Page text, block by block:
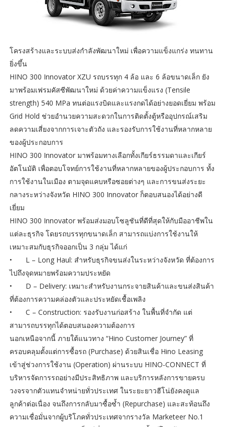
โครงสร้างและระบบส่งกำลังพัฒนาใหม่ เพื่อความแข็งแกร่ง ทนทาน
ยิ่งขึ้น
HINO 300 Innovator XZU รถบรรทุก 4 ล้อ และ 6 ล้อขนาดเล็ก ยัง
มาพร้อมเฟรมคัสซีพัฒนาใหม่ ด้วยค่าความแข็งแรง (Tensile
strength) 540 MPa ทนต่อแรงบิดและแรงกดได้อย่างยอดเยี่ยม พร้อม
Grid Hold ช่วยอำนวยความสะดวกในการติดตั้งตู้หรืออุปกรณ์เสริม
ลดความเสี่ยงจากการเจาะตัวถัง และรองรับการใช้งานที่หลากหลาย
ของผู้ประกอบการ
HINO 300 Innovator มาพร้อมทางเลือกทั้งเกียร์ธรรมดาและเกียร์
อัตโนมัติ เพื่อตอบโจทย์การใช้งานที่หลากหลายของผู้ประกอบการ ทั้ง
การใช้งานในเมือง ตามจุดแคบหรือซอยต่างๆ และการขนส่งระยะ
กลางระหว่างจังหวัด HINO 300 Innovator ก็ตอบสนองได้อย่างดี
เยี่ยม
HINO 300 Innovator พร้อมส่งมอบโซลูชันที่ดีที่สุดให้กับมืออาชีพใน
แต่ละธุรกิจ โดยรถบรรทุกขนาดเล็ก สามารถแบ่งการใช้งานให้
เหมาะสมกับธุรกิจออกเป็น 3 กลุ่ม ได้แก่
•
L – Long Haul: สำหรับธุรกิจขนส่งในระหว่างจังหวัด ที่ต้องการ
ไปถึงจุดหมายพร้อมความประหยัด
•
D – Delivery: เหมาะสำหรับงานกระจายสินค้าและขนส่งสินค้า
ที่ต้องการความคล่องตัวและประหยัดเชื้อเพลิง
•
C – Construction: รองรับงานก่อสร้าง ในพื้นที่จำกัด แต่
สามารถบรรทุกได้ตอบสนองความต้องการ
นอกเหนือจากนี้ ภายใต้แนวทาง “Hino Customer Journey” ที่
ครอบคลุมตั้งแต่การซื้อรถ (Purchase) ด้วยสินเชื่อ Hino Leasing
เข้าสู่ช่วงการใช้งาน (Operation) ผ่านระบบ HINO-CONNECT ที่
บริหารจัดการรถอย่างมีประสิทธิภาพ และบริการหลังการขายครบ
วงจรจากตัวแทนจำหน่ายทั่วประเทศ ในระยะยาวฮีโน่ยังคงดูแล
ลูกค้าต่อเนื่อง จนถึงการกลับมาซื้อซ้ำ (Repurchase) และสะท้อนถึง
ความเชื่อมั่นจากผู้บริโภคทั่วประเทศจากรางวัล Marketeer No.1